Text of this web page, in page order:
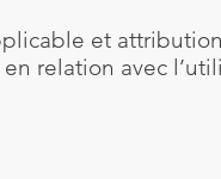
et
relation avec